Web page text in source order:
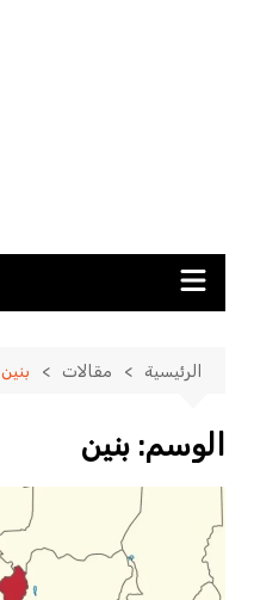
الرئيسية مقالات بنين
الوسم: بنين